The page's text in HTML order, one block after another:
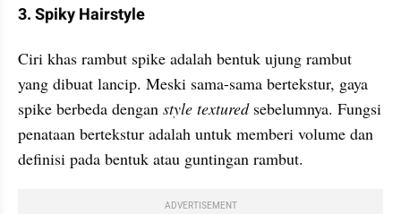
3. Spiky Hairstyle
Ciri khas rambut spike adalah bentuk ujung rambut
yang dibuat lancip. Meski sama-sama bertekstur, gaya
spike berbeda dengan style textured sebelumnya. Fungsi
penataan bertekstur adalah untuk memberi volume dan
definisi pada bentuk atau guntingan rambut.
ADVERTISEMENT